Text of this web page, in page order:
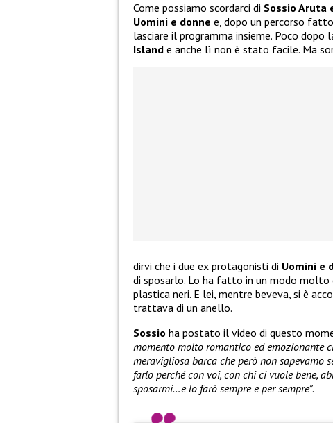
Come possiamo scordarci di Sossio Aruta
Uomini e donne e, dopo un percorso
lasciare il programma insieme. Poco
Island e anche lì non è stato facile. Ma
dirvi che i due ex protagonisti di Uomini e
di sposarlo. Lo ha fatto in un modo molto
plastica neri. E lei, mentre beveva, si è
trattava di un anello.
Sossio ha postato il video di questo
momento molto romantico ed emozionante
meravigliosa barca che però non
farlo perché con voi, con chi ci vuole bene,
sposarmi…e lo farò sempre e per sempre”.